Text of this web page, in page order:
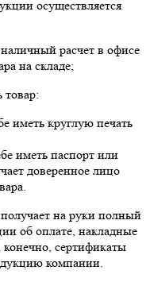
осуществляется
расчет в офисе
на складе;
иметь круглую печать
иметь паспорт или
доверенное лицо
на руки полный
об оплате, накладные
конечно, сертификаты
компании.